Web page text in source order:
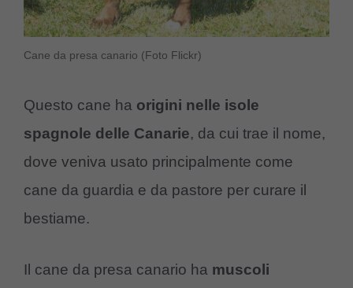
Cane da presa canario (Foto Flickr)
Questo cane ha origini nelle isole
spagnole delle Canarie, da cui trae il nome,
dove veniva usato principalmente come
cane da guardia e da pastore per curare il
bestiame.
Il cane da presa canario ha muscoli